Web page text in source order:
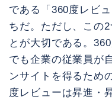
である「360度レビ
ちだ。ただし、この
とが大切である。
でも企業の従業員が
ンサイトを得るため
度レビューは昇進・